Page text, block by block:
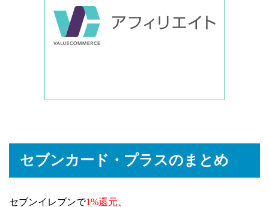
セブンカード・プラスのまとめ
セブンイレブンで1%還元